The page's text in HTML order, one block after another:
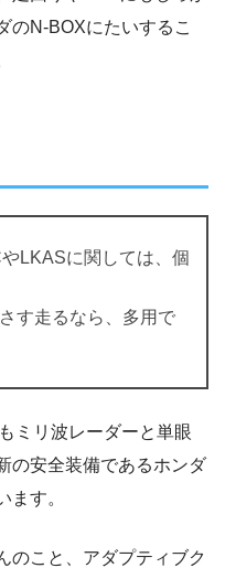
のN-BOXにたいするこ
LKASに関しては、個
す走るなら、多用で
ミリ波レーダーと単眼
の安全装備であるホンダ
ます。
のこと、アダプティブク